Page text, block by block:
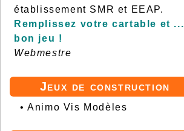
établissement SMR et EEAP.
Remplissez votre cartable et ...
bon jeu !
Webmestre
Jeux de construction
•Animo Vis Modèles